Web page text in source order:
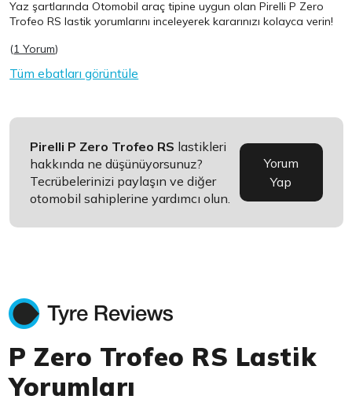
Yaz şartlarında Otomobil araç tipine uygun olanPirelli P Zero
Trofeo RS lastik yorumlarını inceleyerek kararınızı kolayca verin!
(1 Yorum)
Tüm ebatları görüntüle
Pirelli P Zero Trofeo RS lastikleri
hakkında ne düşünüyorsunuz?
Tecrübelerinizi paylaşın ve diğer
otomobil sahiplerine yardımcı olun.
Yorum
Yap
P Zero Trofeo RS Lastik
Yorumları